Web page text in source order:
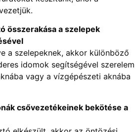
összerakása a szelepek
a szelepeknek, akkor különböző
idomok segítségével szerelem
vagy a vízgépészeti aknába
csővezetékeinek bekötése a